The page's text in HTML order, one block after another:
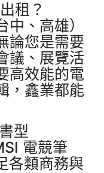
租？
、高雄）
論您是需要
議、展覽活
高效能的電
，鑫業都能
型
電競筆
各類商務與